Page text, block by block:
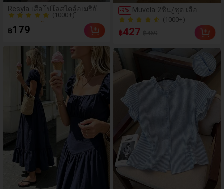
Resyla เสื้อโปโลสไตล์อเมริกัน
เรโทรสำหรับผู้หญิง, เสื้อยืดแขน
สั้นสำหรับผู้หญิง, ลายม้า, สไตล์
Y2K, เสื้อโปโลแขนสั้นแบบคัล
(1000+)
100+ ขายแล้ว
100+ ขายแล้ว
฿179
-9% Muvela 2ชิ้น/ชุด เสื้อ
คอกลมแขนสั้นและกางเกง
ลายทาง, ลำลองเรียบง่าย
ย้อนยุคหรูหรา
อเนกประสงค์อุ่นเดนิมลาย
หัวใจ, ชุดชายหาด, ชุดพัก
ผ่อน, ชุดฤดูร้อนสำหรับผู้
(1000+)
฿427